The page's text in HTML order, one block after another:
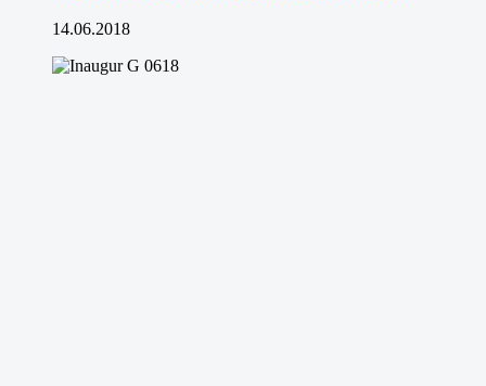
14.06.2018